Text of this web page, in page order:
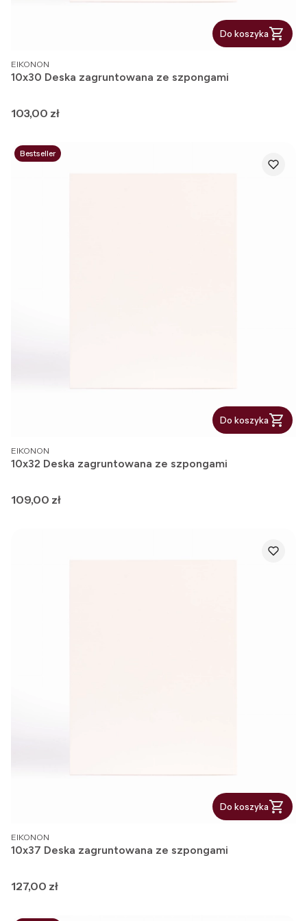
Do koszyka
PRODUCENT
EIKONON
10x30 Deska zagruntowana ze szpongami
Cena
103,00 zł
Bestseller
Do koszyka
PRODUCENT
EIKONON
10x32 Deska zagruntowana ze szpongami
Cena
109,00 zł
Do koszyka
PRODUCENT
EIKONON
10x37 Deska zagruntowana ze szpongami
Cena
127,00 zł